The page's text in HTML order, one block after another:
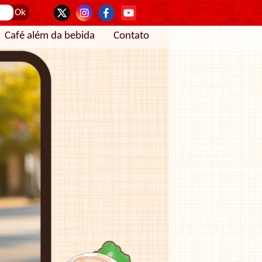
Café além da bebida Contato